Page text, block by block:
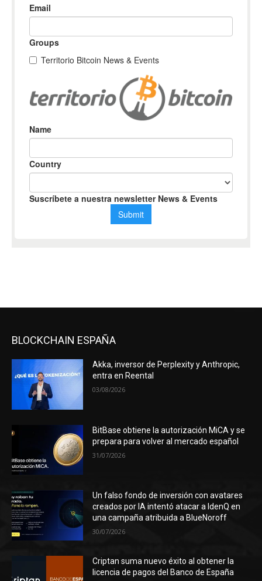
BLOCKCHAIN ESPAÑA
Akka, inversor de Perplexity y Anthropic,
entra en Reental
03/08/2026
BitBase obtiene la autorización MiCA y se
prepara para volver al mercado español
31/07/2026
Un falso fondo de inversión con avatares
creados por IA intentó atacar a IdenQ en
una campaña atribuida a BlueNoroff
30/07/2026
Criptan suma nuevo éxito al obtener la
licencia de pagos del Banco de España